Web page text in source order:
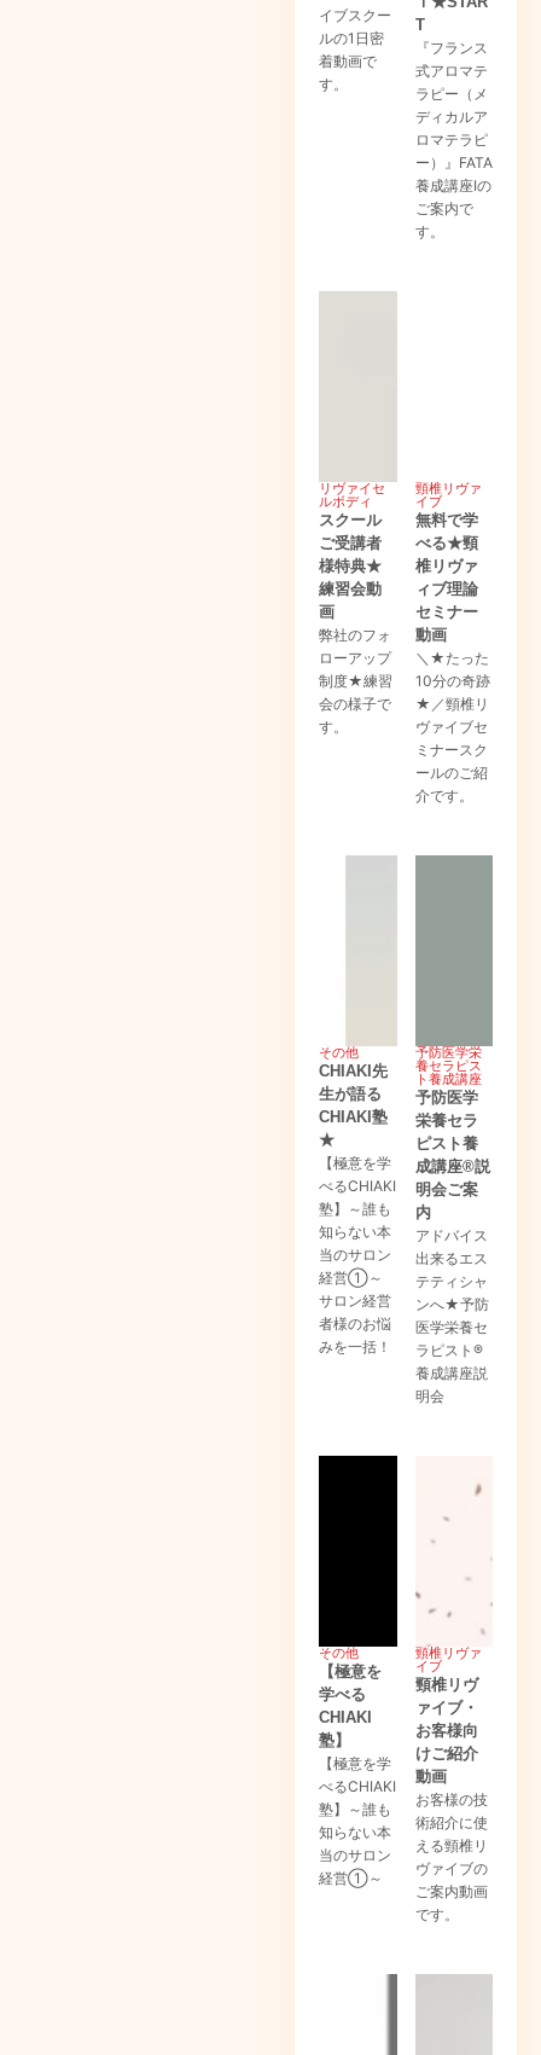
イブスクー
ルの1日密
着動画で
す。
T
『フランス
式アロマテ
ラピー（メ
ディカルア
ロマテラピ
ー）』FATA
養成講座Ⅰの
ご案内で
す。
リヴァイセ
ルボディ
スクール
ご受講者
様特典★
練習会動
画
弊社のフォ
ローアップ
制度★練習
会の様子で
す。
頸椎リヴァ
イブ
無料で学
べる★頸
椎リヴァ
ィブ理論
セミナー
動画
＼★たった
10分の奇跡
★／頸椎リ
ヴァイブセ
ミナースク
ールのご紹
介です。
その他
CHIAKI先
生が語る
CHIAKI塾
★
【極意を学
べるCHIAKI
塾】～誰も
知らない本
当のサロン
経営①～
サロン経営
者様のお悩
みを一括！
予防医学栄
養セラピス
ト養成講座
予防医学
栄養セラ
ピスト養
成講座®説
明会ご案
内
アドバイス
出来るエス
テティシャ
ンへ★予防
医学栄養セ
ラピスト®
養成講座説
明会
その他
【極意を
学べる
CHIAKI
塾】
【極意を学
べるCHIAKI
塾】～誰も
知らない本
当のサロン
経営①～
頸椎リヴァ
イブ
頸椎リヴ
ァイブ・
お客様向
けご紹介
動画
お客様の技
術紹介に使
える頸椎リ
ヴァイブの
ご案内動画
です。